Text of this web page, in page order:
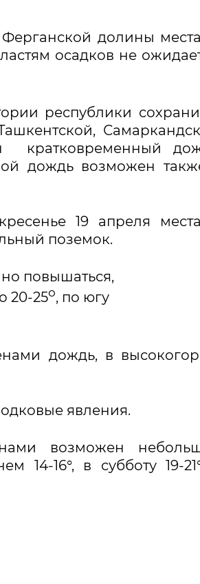
долины
осадков не
республики
кратковременный
дождь возможен
19 апреля
поземок.
повышаться,
20-25о, по югу
дождь, в
явления.
возможен
14-16°, в субботу 19-